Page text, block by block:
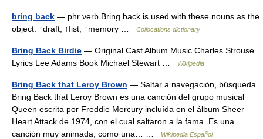
bring back — phr verb Bring back is used with these nouns as the
object: ↑draft, ↑fist, ↑memory …
Collocations dictionary
Bring Back Birdie — Original Cast Album Music Charles Strouse
Lyrics Lee Adams Book Michael Stewart …
Wikipedia
Bring Back that Leroy Brown — Saltar a navegación, búsqueda
Bring Back that Leroy Brown es una canción del grupo musical
Queen escrita por Freddie Mercury incluída en el álbum Sheer
Heart Attack de 1974, con el cual saltaron a la fama. Es una
canción muy animada, como una… …
Wikipedia Español